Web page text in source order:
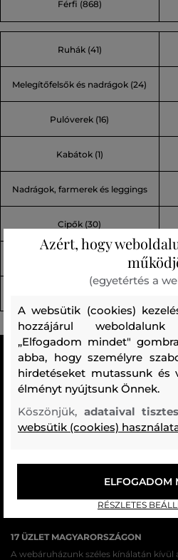
Férfi (868)
Ruhák (41)
Melegítőfelsők és nadrágok (24)
Pulóverek (16)
Kabátok (1)
Nadrágok, farmerek és leggings
(96)
Cipők (30)
MINDEN RAKTÁRON
A webáruházban lévő összes áru
AZ EREDETISÉG GARANCIÁJA
Cégünk több évtizedes értékesítési
29 990 Ft feletti szállítás mindig
soha nem kell fizetnie.
17 ÜZLET MAGYARORSZÁGON
A webáruházunk széles kínálatán kívül
Azért, hogy
(egyetértés a
A websütik (cookies)
hozzájárul
„Elfogadom mindet"
abba, hogy személyre
hirdetéseket mutassunk és
élményt nyújtsunk Önnek.
Köszönjük, adataival
websütik (cookies)
RÉSZLETES
ELFOGADOM